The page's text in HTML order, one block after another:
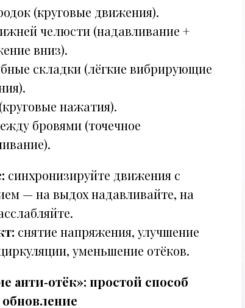
(круговые движения).
челюсти (надавливание +
вниз).
складки (лёгкие вибрирующие
нажатия).
бровями (точечное
синхронизируйте движения с
— на выдох надавливайте, на
снятие напряжения, улучшение
уменьшение отёков.
анти‑отёк»: простой способ
обновление